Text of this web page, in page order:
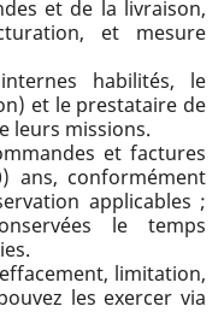
et de la livraison,
et mesure
habilités, le
et le prestataire de
leurs missions.
et factures
ans, conformément
applicables ;
le temps
limitation,
les exercer via